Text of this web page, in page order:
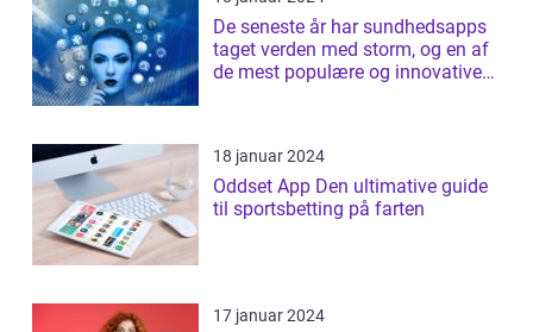
De seneste år har sundhedsapps
taget verden med storm, og en af
de mest populære og innovative
18 januar 2024
Oddset App Den ultimative guide
til sportsbetting på farten
17 januar 2024